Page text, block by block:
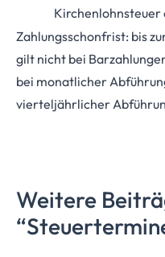
Kirchenlohnsteuer
Zahlungsschonfrist: bis
gilt nicht bei
bei monatlicher
vierteljährlicher
Weitere